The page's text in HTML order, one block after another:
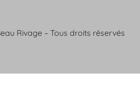
Rivage – Tous droits réservés